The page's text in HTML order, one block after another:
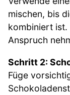
mischen, bis
kombiniert ist.
Anspruch
Schritt 2:
Füge